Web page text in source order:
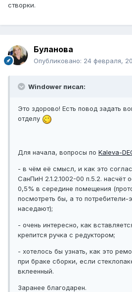
створки.
Буланова
Опубликовано: 24 февраля,
Windower писал:
Это здорово! Есть повод задать
отделу
Для начала, вопросы по Kaleva-
- в чём её смысл, и как это
СанПиН 2.1.2.1002-00 п.5.2. насчёт
0,5% в середине помещения
посмотреть бы, а то потребители-
наседают);
- очень интересно, как
крепится ручка с редуктором;
- хотелось бы узнать, как это
при браке сборки, если
вклеенный.
Заранее благодарен.